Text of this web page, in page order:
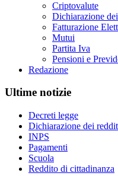
Criptovalute
Dichiarazione
Fatturazione
Mutui
Partita Iva
Pensioni e
Redazione
Ultime notizie
Decreti legge
Dichiarazione dei
INPS
Pagamenti
Scuola
Reddito di cittadinanza